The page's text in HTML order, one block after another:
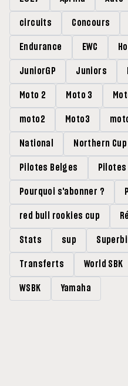
circuits Concours
Endurance EWC
JuniorGP Juniors
Moto 2 Moto 3
moto2 Moto3
National Northern Cup
Pilotes Belges
Pourquoi s'abonner ?
red bull rookies cup
Stats sup
Transferts World SBK
WSBK Yamaha